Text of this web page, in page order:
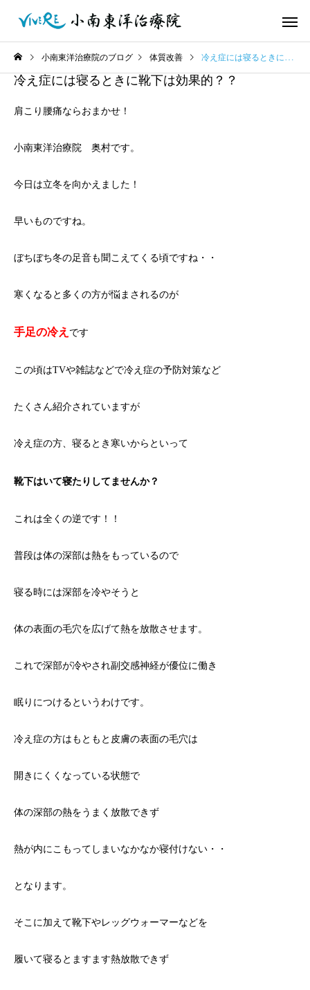
小南東洋治療院のブログ 体質改善 冷え症には寝るときに靴下は効果的？？
冷え症には寝るときに靴下は効果的？？
肩こり腰痛ならおまかせ！
小南東洋治療院 奥村です。
今日は立冬を向かえました！
早いものですね。
ぼちぼち冬の足音も聞こえてくる頃ですね・・
寒くなると多くの方が悩まされるのが
手足の冷え です
この頃はTVや雑誌などで冷え症の予防対策など
たくさん紹介されていますが
冷え症の方、寝るとき寒いからといって
靴下はいて寝たりしてませんか？
これは全くの逆です！！
普段は体の深部は熱をもっているので
寝る時には深部を冷やそうと
体の表面の毛穴を広げて熱を放散させます。
これで深部が冷やされ副交感神経が優位に働き
眠りにつけるというわけです。
冷え症の方はもともと皮膚の表面の毛穴は
開きにくくなっている状態で
体の深部の熱をうまく放散できず
熱が内にこもってしまいなかなか寝付けない・・
となります。
そこに加えて靴下やレッグウォーマーなどを
履いて寝るとますます熱放散できず